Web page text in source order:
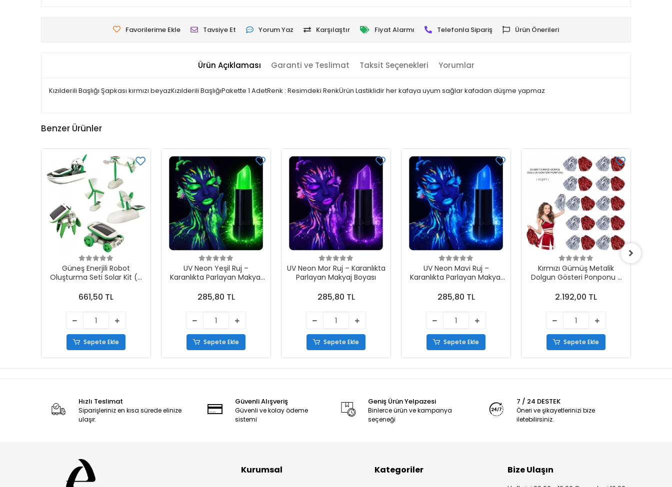
Favorilerime Ekle Tavsiye Et Yorum Yaz Karşılaştır Fiyat Alarmı Telefonla Sipariş Ürün Önerileri
Ürün Açıklaması Garanti ve Teslimat Taksit Seçenekleri Yorumlar
Kızılderili Başlığı Şapkası kırmızı beyazKızılderili BaşlığıPakette 1 AdetRenk : Resimdeki RenkÜrün Lastiklidir her kafaya uyum sağlar kafadan düşme yapmaz
Benzer Ürünler
Güneş Enerjili Robot
Oluşturma Seti Solar Kit (6
661,50 TL
Sepete Ekle
UV Neon Yeşil Ruj –
Karanlıkta Parlayan Makyaj
285,80 TL
Sepete Ekle
UV Neon Mor Ruj – Karanlıkta
Parlayan Makyaj Boyası
285,80 TL
Sepete Ekle
UV Neon Mavi Ruj –
Karanlıkta Parlayan Makyaj
285,80 TL
Sepete Ekle
Kırmızı Gümüş Metalik
Dolgun Gösteri Ponponu -
2.192,00 TL
Sepete Ekle
Hızlı Teslimat
Siparişleriniz en kısa sürede elinize
ulaşır.
Güvenli Alışveriş
Güvenli ve kolay ödeme
sistemi
Geniş Ürün Yelpazesi
Binlerce ürün ve kampanya
seçeneği
7 / 24 DESTEK
Öneri ve şikayetlerinizi bize
iletebilirsiniz.
Kurumsal Kategoriler Bize Ulaşın